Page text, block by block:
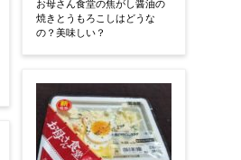
お母さん食堂の焦がし醤油の
焼きとうもろこしはどうな
の？美味しい？